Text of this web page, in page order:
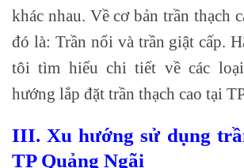
khác nhau. Về cơ bản trần thạch
đó là: Trần nổi và trần giật cấp.
tôi tìm hiểu chi tiết về các
hướng lắp đặt trần thạch cao tại
III. Xu hướng sử dụng
TP Quảng Ngãi